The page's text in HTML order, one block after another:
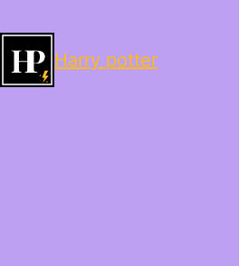
Harry potter